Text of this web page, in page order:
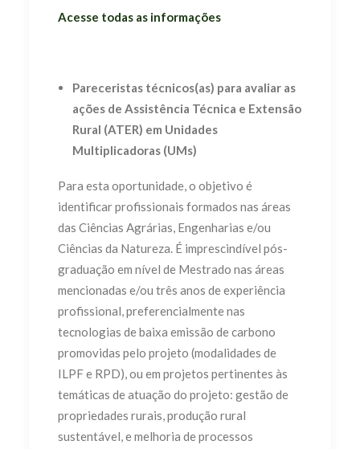
Acesse todas as informações
Pareceristas técnicos(as) para avaliar as
ações de Assistência Técnica e Extensão
Rural (ATER) em Unidades
Multiplicadoras (UMs)
Para esta oportunidade, o objetivo é
identificar profissionais formados nas áreas
das Ciências Agrárias, Engenharias e/ou
Ciências da Natureza. É imprescindível pós-
graduação em nível de Mestrado nas áreas
mencionadas e/ou três anos de experiência
profissional, preferencialmente nas
tecnologias de baixa emissão de carbono
promovidas pelo projeto (modalidades de
ILPF e RPD), ou em projetos pertinentes às
temáticas de atuação do projeto: gestão de
propriedades rurais, produção rural
sustentável, e melhoria de processos